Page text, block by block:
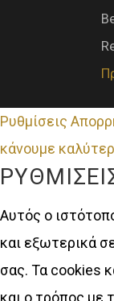
Ρυθμίσεις
κάνουμε
Αυτός ο
και εξωτερικά
σας. Τα cookies